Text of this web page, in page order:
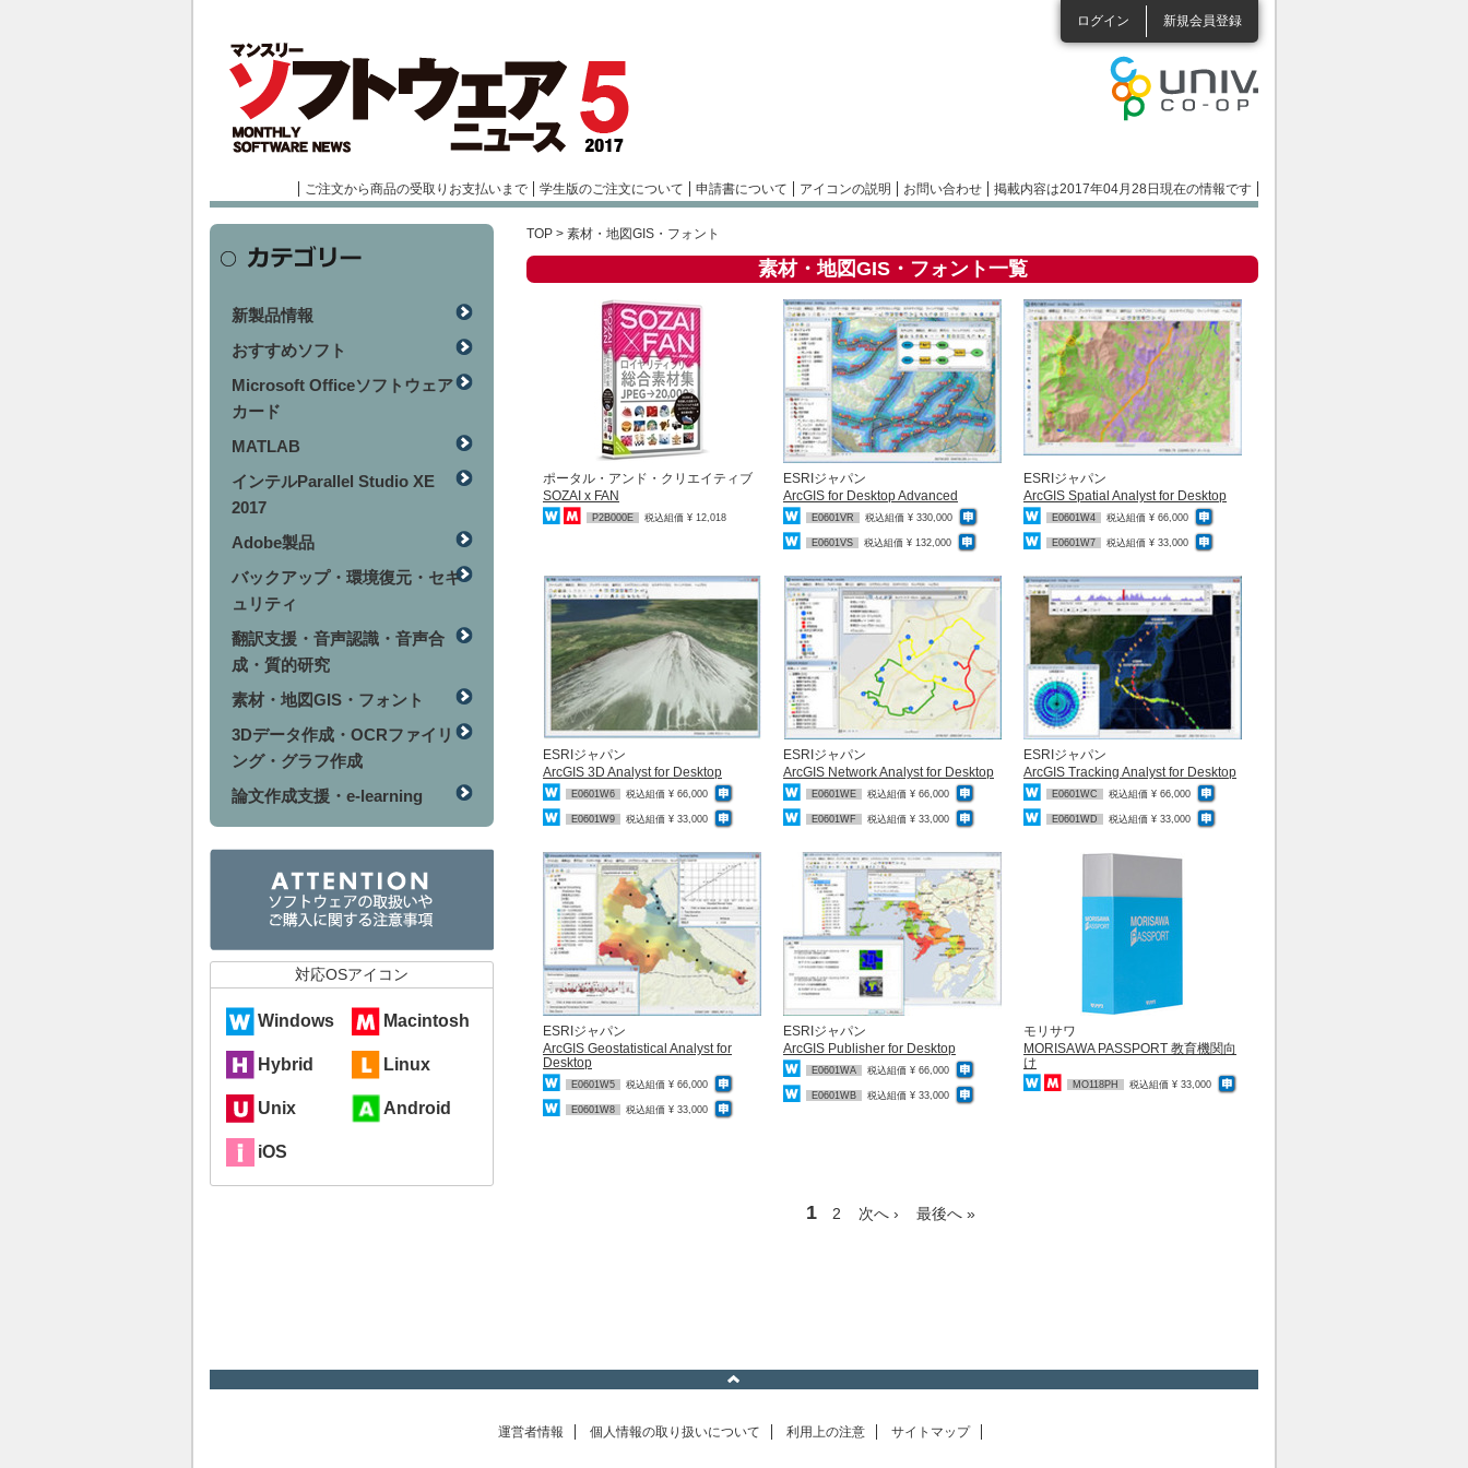
ログイン 新規会員登録
ご注文から商品の受取りお支払いまで 学生版のご注文について 申請書について アイコンの説明 お問い合わせ 掲載内容は2017年04月28日現在の情報です
TOP > 素材・地図GIS・フォント
素材・地図GIS・フォント一覧
ポータル・アンド・クリエイティブ
SOZAI x FAN
P2B000E 税込組価 ¥ 12,018
ESRIジャパン
ArcGIS for Desktop Advanced
E0601VR 税込組価 ¥ 330,000
E0601VS 税込組価 ¥ 132,000
ESRIジャパン
ArcGIS Spatial Analyst for Desktop
E0601W4 税込組価 ¥ 66,000
E0601W7 税込組価 ¥ 33,000
ESRIジャパン
ArcGIS 3D Analyst for Desktop
E0601W6 税込組価 ¥ 66,000
E0601W9 税込組価 ¥ 33,000
ESRIジャパン
ArcGIS Network Analyst for Desktop
E0601WE 税込組価 ¥ 66,000
E0601WF 税込組価 ¥ 33,000
ESRIジャパン
ArcGIS Tracking Analyst for Desktop
E0601WC 税込組価 ¥ 66,000
E0601WD 税込組価 ¥ 33,000
ESRIジャパン
ArcGIS Geostatistical Analyst for
Desktop
E0601W5 税込組価 ¥ 66,000
E0601W8 税込組価 ¥ 33,000
ESRIジャパン
ArcGIS Publisher for Desktop
E0601WA 税込組価 ¥ 66,000
E0601WB 税込組価 ¥ 33,000
モリサワ
MORISAWA PASSPORT 教育機関向
け
MO118PH 税込組価 ¥ 33,000
1 2 次へ › 最後へ »
新製品情報
おすすめソフト
Microsoft Officeソフトウェア
カード
MATLAB
インテルParallel Studio XE
2017
Adobe製品
バックアップ・環境復元・セキ
ュリティ
翻訳支援・音声認識・音声合
成・質的研究
素材・地図GIS・フォント
3Dデータ作成・OCRファイリ
ング・グラフ作成
論文作成支援・e-learning
対応OSアイコン
Windows Macintosh
Hybrid Linux
Unix Android
iOS
運営者情報 個人情報の取り扱いについて 利用上の注意 サイトマップ